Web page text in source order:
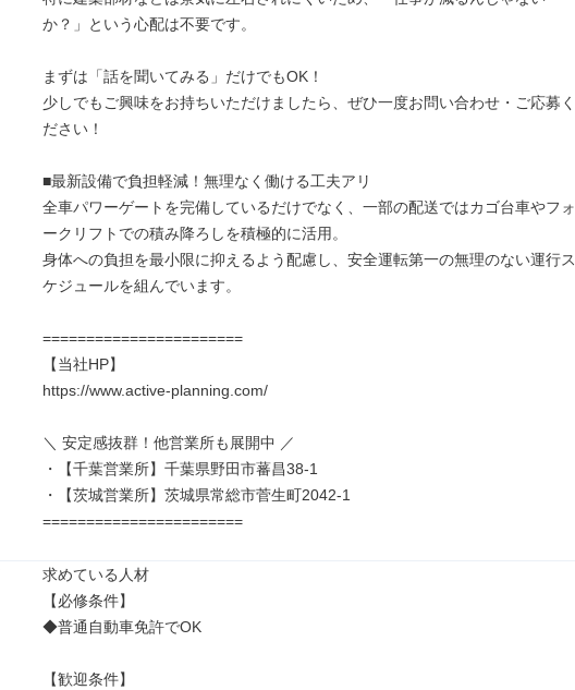
か？」という心配は不要です。
まずは「話を聞いてみる」だけでもOK！
少しでもご興味をお持ちいただけましたら、ぜひ一度お問い合わせ・ご応募く
ださい！
■最新設備で負担軽減！無理なく働ける工夫アリ
全車パワーゲートを完備しているだけでなく、一部の配送ではカゴ台車やフォ
ークリフトでの積み降ろしを積極的に活用。
身体への負担を最小限に抑えるよう配慮し、安全運転第一の無理のない運行ス
ケジュールを組んでいます。
=======================
【当社HP】
https://www.active-planning.com/
＼ 安定感抜群！他営業所も展開中 ／
・【千葉営業所】千葉県野田市蕃昌38-1
・【茨城営業所】茨城県常総市菅生町2042-1
=======================
求めている人材
【必修条件】
◆普通自動車免許でOK
【歓迎条件】